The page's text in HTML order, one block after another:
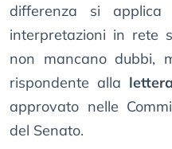
differenza si applica
interpretazioni in rete
non mancano dubbi,
rispondente alla
approvato nelle
del Senato.